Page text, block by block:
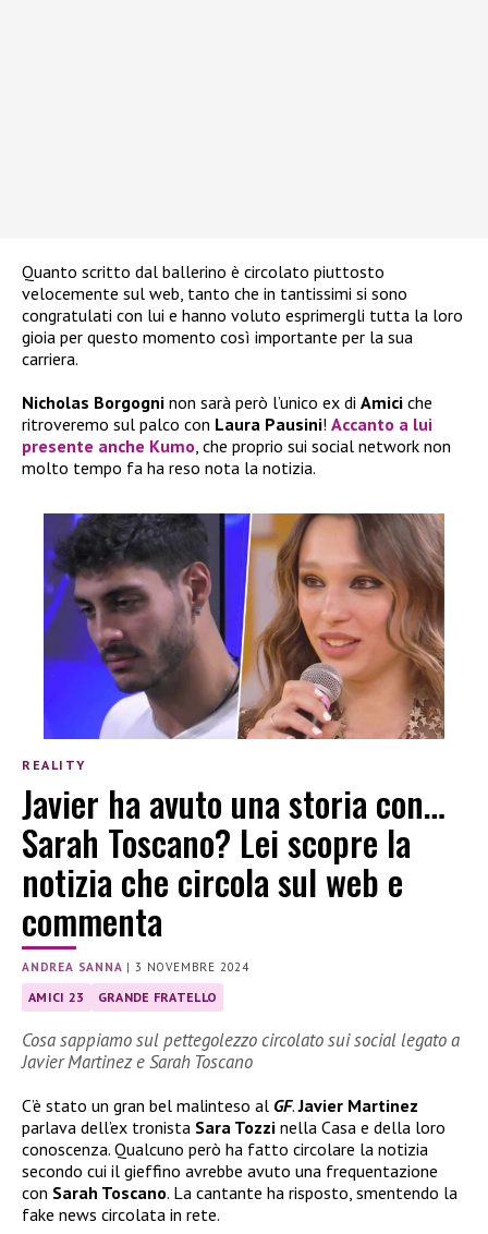
Quanto scritto dal ballerino è circolato piuttosto
velocemente sul web, tanto che in tantissimi si sono
congratulati con lui e hanno voluto esprimergli tutta la loro
gioia per questo momento così importante per la sua
carriera.
Nicholas Borgogni non sarà però l’unico ex di Amici che
ritroveremo sul palco con Laura Pausini! Accanto a lui
presente anche Kumo, che proprio sui social network non
molto tempo fa ha reso nota la notizia.
REALITY
Javier ha avuto una storia con…
Sarah Toscano? Lei scopre la
notizia che circola sul web e
commenta
ANDREA SANNA |3 NOVEMBRE 2024
AMICI 23 GRANDE FRATELLO
Cosa sappiamo sul pettegolezzo circolato sui social legato a
Javier Martinez e Sarah Toscano
C’è stato un gran bel malinteso al GF.Javier Martinez
parlava dell’ex tronista Sara Tozzi nella Casa e della loro
conoscenza. Qualcuno però ha fatto circolare la notizia
secondo cui il gieffino avrebbe avuto una frequentazione
con Sarah Toscano. La cantante ha risposto, smentendo la
fake news circolata in rete.